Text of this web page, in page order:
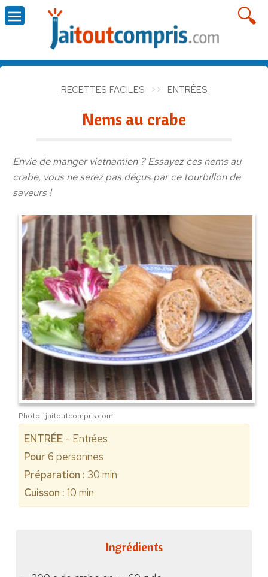
RECETTES FACILES ENTRÉES
Nems au crabe
Envie de manger vietnamien ? Essayez ces nems au
crabe, vous ne serez pas déçus par ce tourbillon de
saveurs !
Photo : jaitoutcompris.com
ENTRÉE - Entrées
Pour 6 personnes
Préparation : 30 min
Cuisson : 10 min
Ingrédients